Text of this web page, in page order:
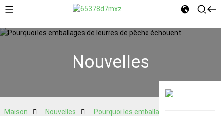
Nouvelles
Maison Nouvelles
Pourquoi les emballages de leurres de